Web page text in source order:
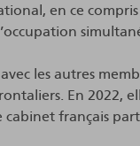
en ce
les autres
En 2022,
cabinet français